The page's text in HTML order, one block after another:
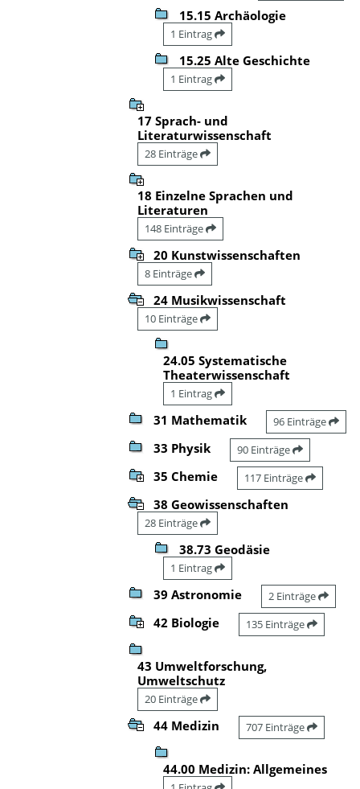
15.15 Archäologie
1 Eintrag
15.25 Alte Geschichte
1 Eintrag
17 Sprach- und
Literaturwissenschaft
28 Einträge
18 Einzelne Sprachen und
Literaturen
148 Einträge
20 Kunstwissenschaften
8 Einträge
24 Musikwissenschaft
10 Einträge
24.05 Systematische
Theaterwissenschaft
1 Eintrag
31 Mathematik 96 Einträge
33 Physik 90 Einträge
35 Chemie 117 Einträge
38 Geowissenschaften
28 Einträge
38.73 Geodäsie
1 Eintrag
39 Astronomie 2 Einträge
42 Biologie 135 Einträge
43 Umweltforschung,
Umweltschutz
20 Einträge
44 Medizin 707 Einträge
44.00 Medizin: Allgemeines